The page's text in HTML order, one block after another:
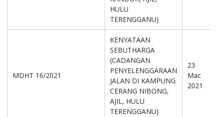
HULU
TERENGGANU)
MDHT 16/2021
KENYATAAN
SEBUTHARGA
(CADANGAN
PENYELENGGARAAN
JALAN DI KAMPUNG
CERANG NIBONG,
AJIL, HULU
TERENGGANU)
23
Mac
2021